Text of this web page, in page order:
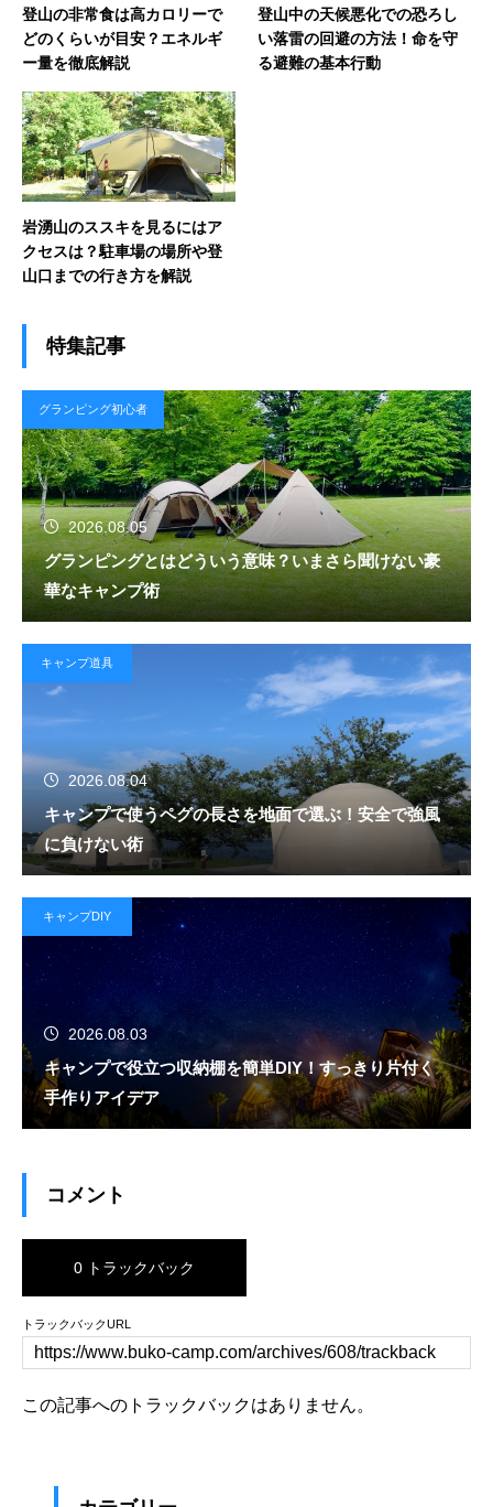
登山の非常食は高カロリーで
どのくらいが目安？エネルギ
ー量を徹底解説
登山中の天候悪化での恐ろし
い落雷の回避の方法！命を守
る避難の基本行動
岩湧山のススキを見るにはア
クセスは？駐車場の場所や登
山口までの行き方を解説
特集記事
グランピング初心者
2026.08.05
グランピングとはどういう意味？いまさら聞けない豪
華なキャンプ術
キャンプ道具
2026.08.04
キャンプで使うペグの長さを地面で選ぶ！安全で強風
に負けない術
キャンプDIY
2026.08.03
キャンプで役立つ収納棚を簡単DIY！すっきり片付く
手作りアイデア
コメント
0 トラックバック
トラックバックURL
この記事へのトラックバックはありません。